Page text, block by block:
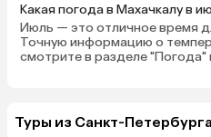
Какая погода в Махачкалу в
Июль — это отличное время
Точную информацию о
смотрите в разделе "Погода"
Туры из Санкт-